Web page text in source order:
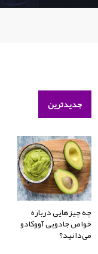
جدیدترین
چه چیزهایی درباره
خواص جادویی آووکادو
می‌دانید؟